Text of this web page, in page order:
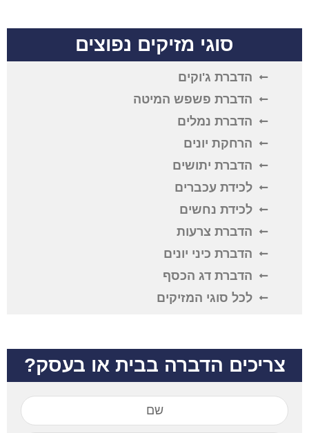
סוגי מזיקים נפוצים
הדברת ג'וקים
הדברת פשפש המיטה
הדברת נמלים
הרחקת יונים
הדברת יתושים
לכידת עכברים
לכידת נחשים
הדברת צרעות
הדברת כיני יונים
הדברת דג הכסף
לכל סוגי המזיקים
צריכים הדברה בבית או בעסק?